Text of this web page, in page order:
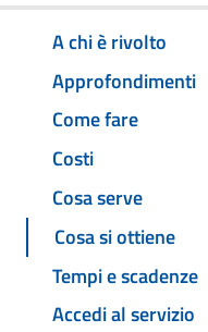
A chi è rivolto
Approfondimenti
Come fare
Costi
Cosa serve
Cosa si ottiene
Tempi e scadenze
Accedi al servizio